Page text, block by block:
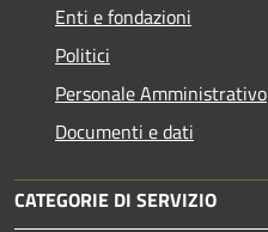
Enti e fondazioni
Politici
Personale Amministrativo
Documenti e dati
CATEGORIE DI SERVIZIO